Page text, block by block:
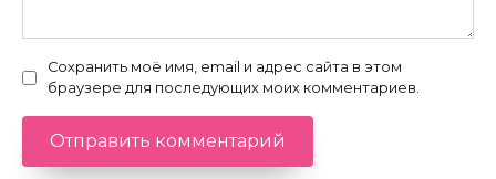
Сохранить моё имя, email и адрес сайта в этом
браузере для последующих моих комментариев.